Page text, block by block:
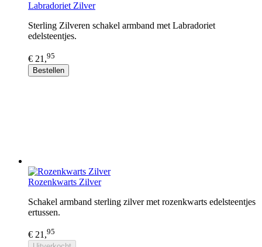
Labradoriet Zilver
Sterling Zilveren schakel armband met Labradoriet
edelsteentjes.
€ 21,95
Bestellen
Rozenkwarts Zilver
Schakel armband sterling zilver met rozenkwarts edelsteentjes
ertussen.
€ 21,95